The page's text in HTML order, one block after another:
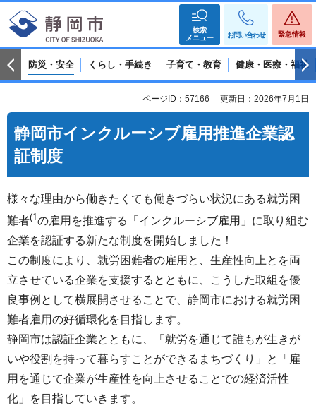
検索
メニュー
お問い合わせ 緊急情報
防災・安全 くらし・手続き 子育て・教育 健康・医療・福祉
ページID：57166 更新日：2026年7月1日
静岡市インクルーシブ雇用推進企業認
証制度
様々な理由から働きたくても働きづらい状況にある就労困
難者(1の雇用を推進する「インクルーシブ雇用」に取り組む
企業を認証する新たな制度を開始しました！
この制度により、就労困難者の雇用と、生産性向上とを両
立させている企業を支援するとともに、こうした取組を優
良事例として横展開させることで、静岡市における就労困
難者雇用の好循環化を目指します。
静岡市は認証企業とともに、「就労を通じて誰もが生きが
いや役割を持って暮らすことができるまちづくり」と「雇
用を通じて企業が生産性を向上させることでの経済活性
化」を目指していきます。